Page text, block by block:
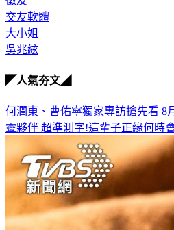
交友軟體
大小姐
吳兆絃
◤人氣夯文◢
何潤東、曹佑寧獨家專訪搶先看 8
靈夥伴 超準測字!這輩子正緣何時